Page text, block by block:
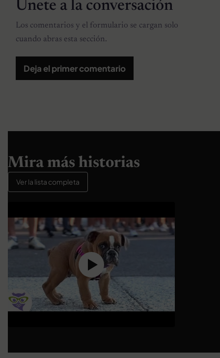
Únete a la conversación
Los comentarios y el formulario se cargan solo
cuando abras esta sección.
Deja el primer comentario
Mira más historias
Ver la lista completa